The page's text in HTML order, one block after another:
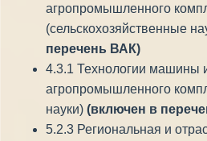
агропромышленного
(сельскохозяйственные
перечень ВАК)
4.3.1 Технологии машины
агропромышленного
науки) (включен в
5.2.3 Региональная и